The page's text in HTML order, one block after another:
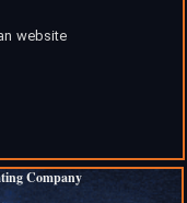
website.
Shimi Zagros Iranian Insulation Coating Company